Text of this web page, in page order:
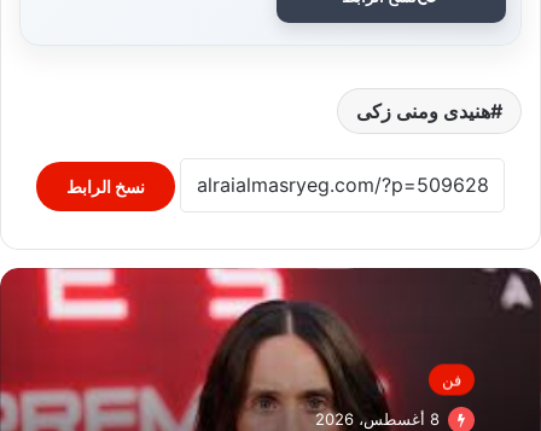
هنيدى ومنى زكى
نسخ الرابط
فن
8 أغسطس، 2026